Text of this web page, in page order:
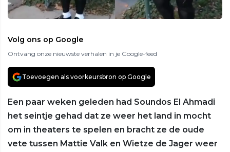
Volg ons op Google
Ontvang onze nieuwste verhalen in je Google-feed
Toevoegen als voorkeursbron op Google
Een paar weken geleden had Soundos El Ahmadi
het seintje gehad dat ze weer het land in mocht
om in theaters te spelen en bracht ze de oude
vete tussen Mattie Valk en Wietze de Jager weer